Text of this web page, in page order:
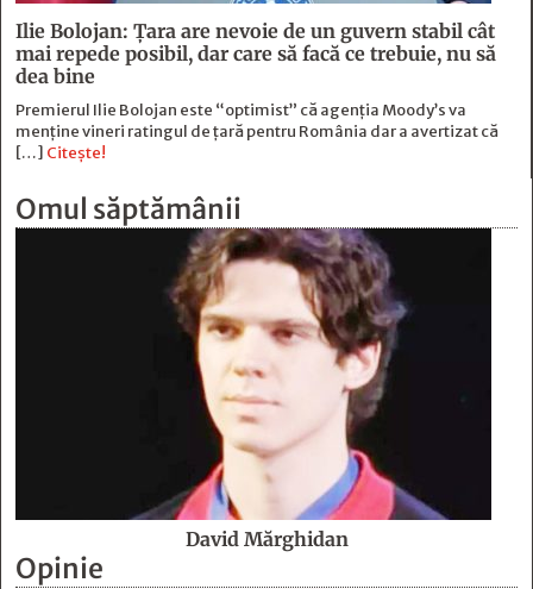
Ilie Bolojan: Țara are nevoie de un guvern stabil cât
mai repede posibil, dar care să facă ce trebuie, nu să
dea bine
Premierul Ilie Bolojan este “optimist” că agenția Moody’s va
menține vineri ratingul de țară pentru România dar a avertizat că
[…] Citește!
Omul săptămânii
David Mărghidan
Opinie